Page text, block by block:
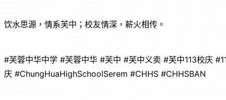
饮水思源，情系芙中；校友情深，薪火相传。
#芙蓉中华中学 #芙蓉中华 #芙中 #芙中义卖 #芙中113校庆
庆 #ChungHuaHighSchoolSerem #CHHS #CHHSBAN